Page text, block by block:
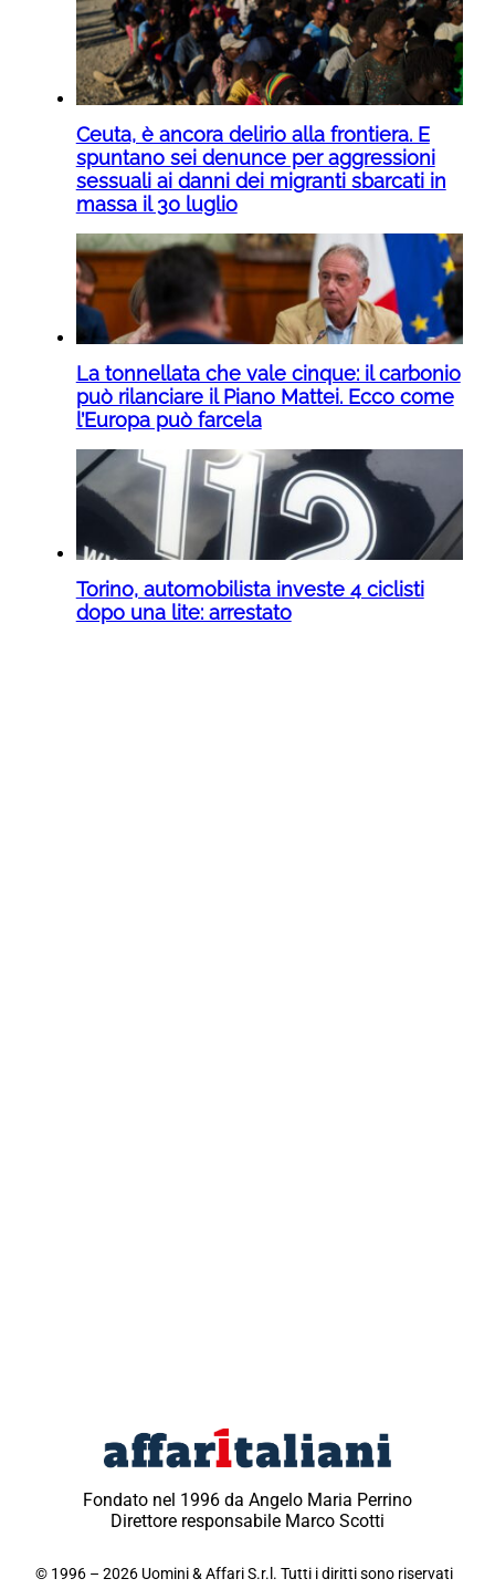
Ceuta, è ancora delirio alla frontiera. E
spuntano sei denunce per aggressioni
sessuali ai danni dei migranti sbarcati in
massa il 30 luglio
La tonnellata che vale cinque: il carbonio
può rilanciare il Piano Mattei. Ecco come
l’Europa può farcela
Torino, automobilista investe 4 ciclisti
dopo una lite: arrestato
Fondato nel 1996 da Angelo Maria Perrino
Direttore responsabile Marco Scotti
© 1996 – 2026 Uomini & Affari S.r.l. Tutti i diritti sono riservati